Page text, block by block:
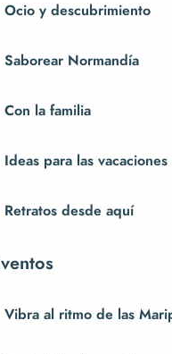
Ocio y descubrimiento
Saborear Normandía
Con la familia
Ideas para las vacaciones
Retratos desde aquí
Vibra al ritmo de las
error